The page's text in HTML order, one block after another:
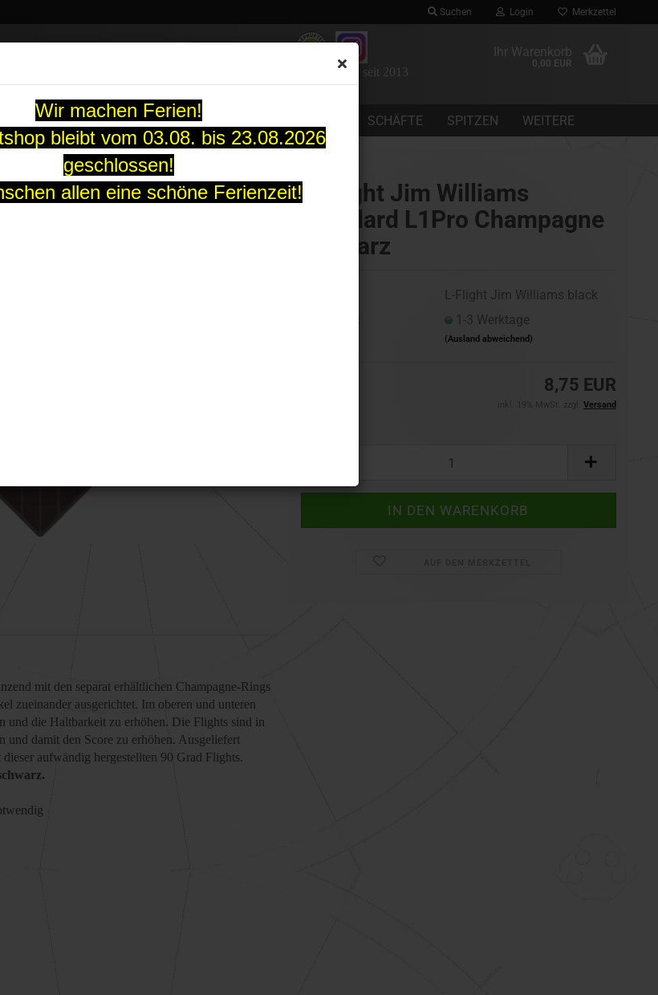
Wir machen Ferien!
bleibt vom 03.08. bis 23.08.2026
geschlossen!
allen eine schöne Ferienzeit!
Suchen Login Merkzettel
13 Jahre Dartomania seit 2013
Ihr Warenkorb
0,00 EUR
DARTS DARTBOARDS FLIGHTS SCHÄFTE SPITZEN WEITERE
schwarz
L-Flight Jim Williams
Standard L1Pro Champagne
schwarz
L-Flight Jim Williams black
1-3 Werktage
(Ausland abweichend)
8,75 EUR
inkl. 19% MwSt. zzgl. Versand
mit den separat erhältlichen Champagne-Rings
zueinander ausgerichtet. Im oberen und unteren
und die Haltbarkeit zu erhöhen. Die Flights sind in
und damit den Score zu erhöhen. Ausgeliefert
dieser aufwändig hergestellten 90 Grad Flights.